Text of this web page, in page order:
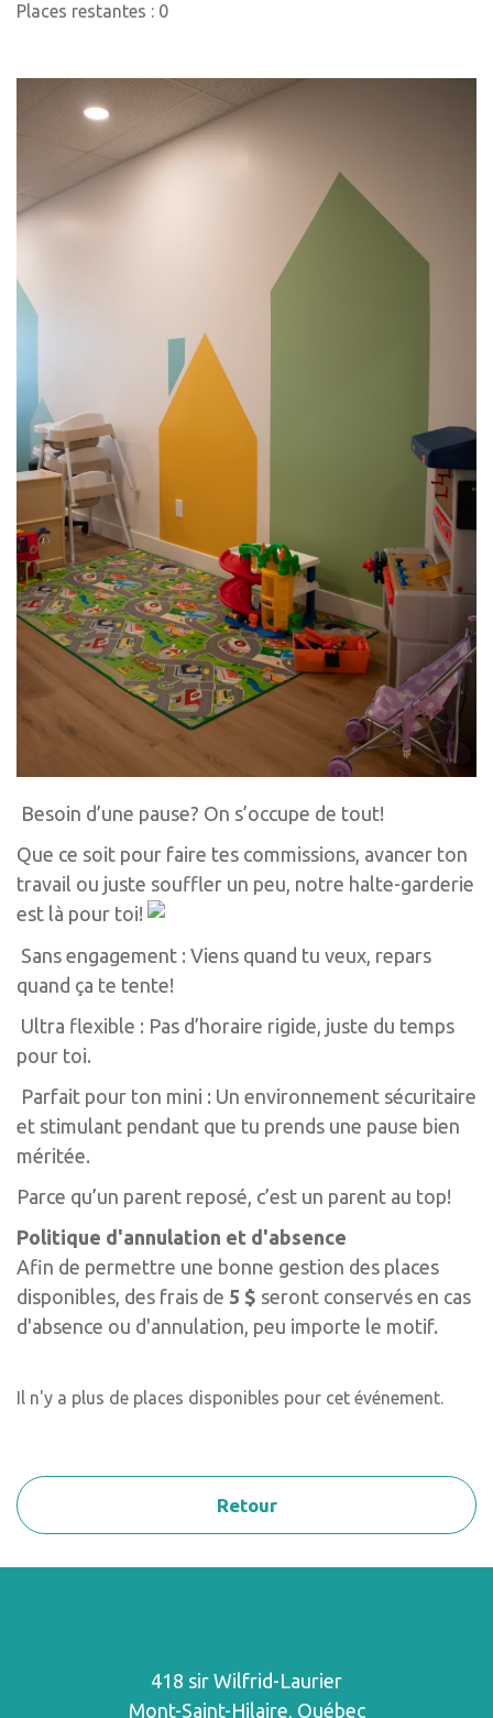
Places restantes : 0
Besoin d’une pause? On s’occupe de tout!
Que ce soit pour faire tes commissions, avancer ton
travail ou juste souffler un peu, notre halte-garderie
est là pour toi!
Sans engagement : Viens quand tu veux, repars
quand ça te tente!
Ultra flexible : Pas d’horaire rigide, juste du temps
pour toi.
Parfait pour ton mini : Un environnement sécuritaire
et stimulant pendant que tu prends une pause bien
méritée.
Parce qu’un parent reposé, c’est un parent au top!
Politique d'annulation et d'absence
Afin de permettre une bonne gestion des places
disponibles, des frais de 5 $ seront conservés en cas
d'absence ou d'annulation, peu importe le motif.
Il n'y a plus de places disponibles pour cet événement.
Retour
418 sir Wilfrid-Laurier
Mont-Saint-Hilaire, Québec